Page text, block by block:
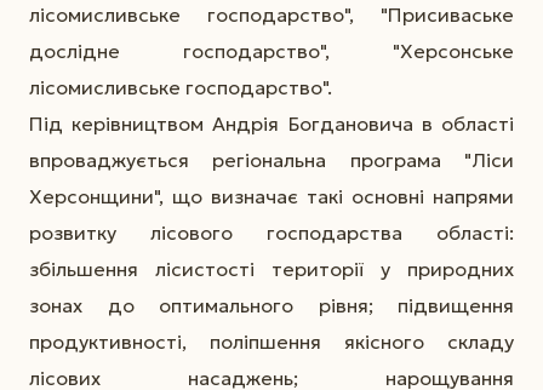
лісомисливське господарство", "Присиваське
дослідне господарство", "Херсонське
лісомисливське господарство".
Під керівництвом Андрія Богдановича в області
впроваджується регіональна програма "Ліси
Херсонщини", що визначає такі основні напрями
розвитку лісового господарства області:
збільшення лісистості території у природних
зонах до оптимального рівня; підвищення
продуктивності, поліпшення якісного складу
лісових насаджень; нарощування